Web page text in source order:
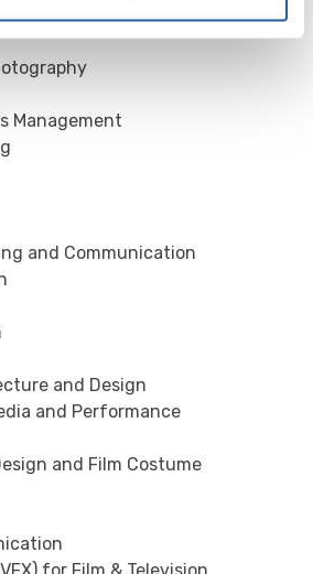
Management
and Communication
and Design
and Performance
and Film Costume